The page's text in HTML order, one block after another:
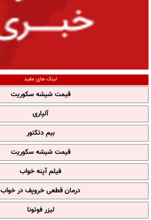
لینک های مفید
قیمت شیشه سکوریت
آلپاری
بیم دتکتور
قیمت شیشه سکوریت
فیلم آپنه خواب
درمان قطعی خروپف در خواب
لیزر فوتونا